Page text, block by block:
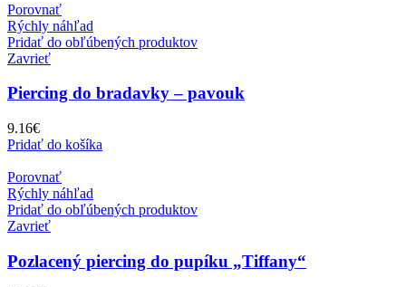
Porovnať
Rýchly náhľad
Pridať do obľúbených produktov
Zavrieť
Piercing do bradavky – pavouk
9.16€
Pridať do košíka
Porovnať
Rýchly náhľad
Pridať do obľúbených produktov
Zavrieť
Pozlacený piercing do pupíku „Tiffany“